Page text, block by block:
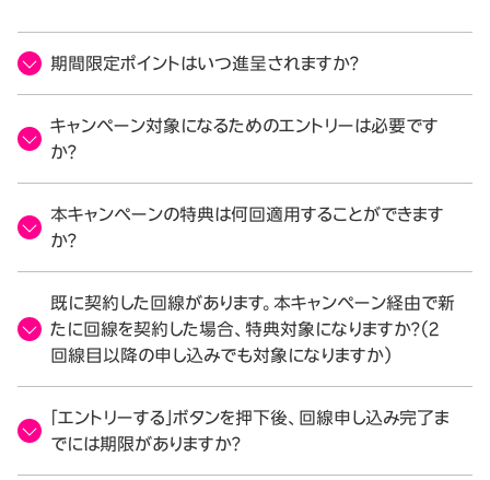
期間限定ポイントはいつ進呈されますか？
キャンペーン対象になるためのエントリーは必要です
か？
本キャンペーンの特典は何回適用することができます
か？
既に契約した回線があります。本キャンペーン経由で新
たに回線を契約した場合、特典対象になりますか？（2
回線目以降の申し込みでも対象になりますか）
「エントリーする」ボタンを押下後、回線申し込み完了ま
でには期限がありますか？